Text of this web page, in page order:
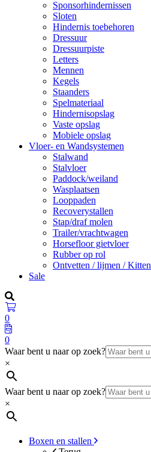
Sponsorhindernissen
Sloten
Hindernis toebehoren
Dressuur
Dressuurpiste
Letters
Mennen
Kegels
Staanders
Spelmateriaal
Hindernisopslag
Vaste opslag
Mobiele opslag
Vloer- en Wandsystemen
Stalwand
Stalvloer
Paddock/weiland
Wasplaatsen
Looppaden
Recoverystallen
Stap/draf molen
Trailer/vrachtwagen
Horsefloor gietvloer
Rubber op rol
Ontvetten / lijmen / Kitten
Sale
0
0
Waar bent u naar op zoek?
×
Waar bent u naar op zoek?
×
Boxen en stallen